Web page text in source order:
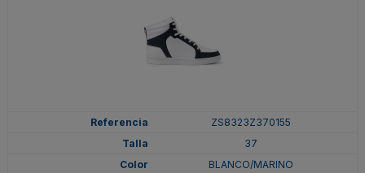
ZS8323Z370155
37
BLANCO/MARINO